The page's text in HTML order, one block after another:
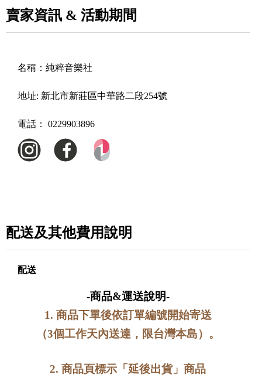
賣家資訊 & 活動期間
名稱： 純粹音樂社
地址: 新北市新莊區中華路二段254號
電話： 0229903896
配送及其他費用說明
配送
-商品&運送說明-
1. 商品下單後依訂單編號開始寄送
（3個工作天內送達，限台灣本島）。
2. 商品頁標示「延後出貨」商品